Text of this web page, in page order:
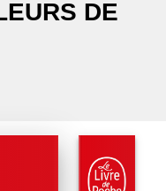
DE